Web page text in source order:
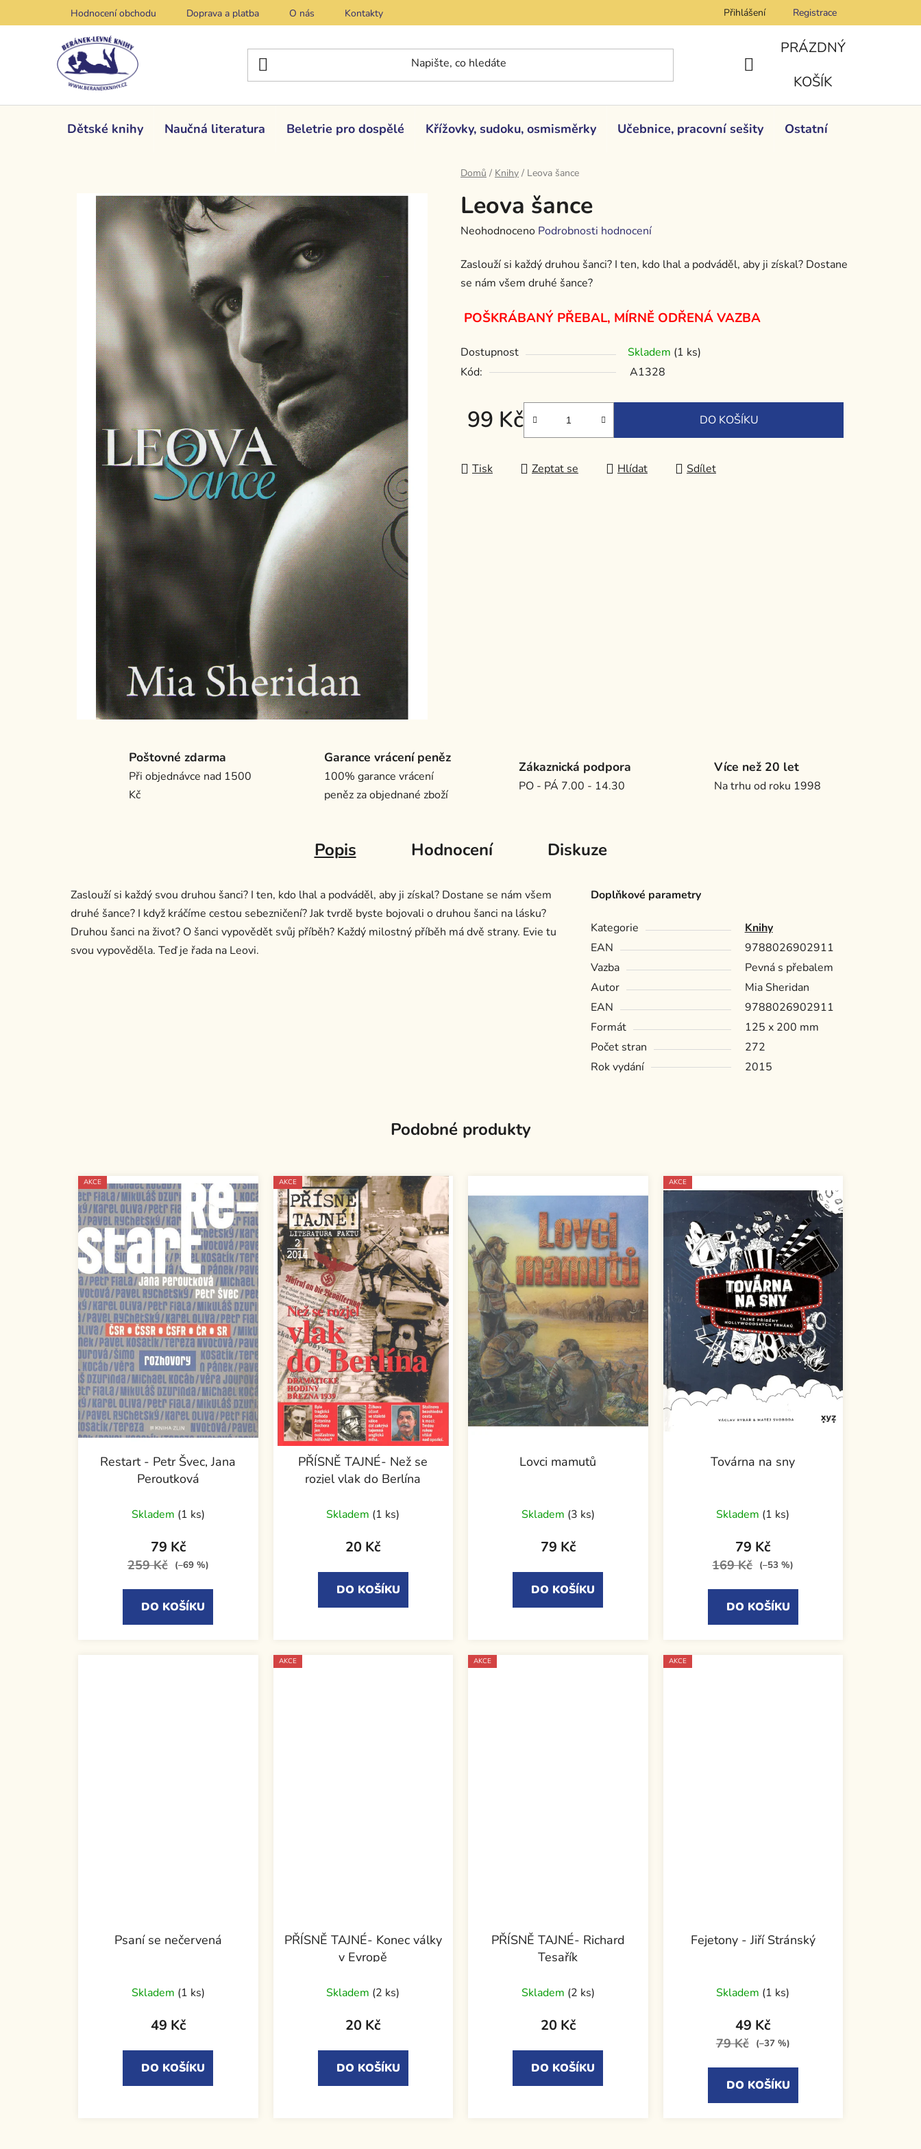
na
Hodnocení obchodu Doprava a platba O nás Kontakty Přihlášení Registrace
NÁKUPNÍ
PRÁZDNÝ
KOŠÍK
Dětské knihy Naučná literatura Beletrie pro dospělé Křížovky, sudoku, osmisměrky Učebnice, pracovní sešity Ostatní
Domů / Knihy / Leova šance
Leova šance
Průměrné
produktu
je
hvězdiček.
Neohodnoceno Podrobnosti hodnocení
Zaslouží si každý druhou šanci? I ten, kdo lhal a podváděl, aby ji získal? Dostane
se nám všem druhé šance?
POŠKRÁBANÝ PŘEBAL, MÍRNĚ ODŘENÁ VAZBA
Dostupnost Skladem (1 ks)
Kód:
A1328
99 Kč
Měrná cena:
DO KOŠÍKU
Tisk Zeptat se Hlídat Sdílet
Poštovné zdarma
Při objednávce nad 1500
Kč
Garance vrácení peněz
100% garance vrácení
peněz za objednané zboží
Zákaznická podpora
PO - PÁ 7.00 - 14.30
Více než 20 let
Na trhu od roku 1998
Popis Hodnocení Diskuze
Zaslouží si každý svou druhou šanci? I ten, kdo lhal a podváděl, aby ji získal? Dostane se nám všem
druhé šance? I když kráčíme cestou sebezničení? Jak tvrdě byste bojovali o druhou šanci na lásku?
Druhou šanci na život? O šanci vypovědět svůj příběh? Každý milostný příběh má dvě strany. Evie tu
svou vypověděla. Teď je řada na Leovi.
Doplňkové parametry
Kategorie
Knihy
EAN
9788026902911
Vazba
Pevná s přebalem
Autor
Mia Sheridan
EAN
9788026902911
Formát
125 x 200 mm
Počet stran
272
Rok vydání
2015
Podobné produkty
AKCE
Restart - Petr Švec, Jana
Peroutková
Skladem (1 ks)
79 Kč
259 Kč (–69 %)
DO KOŠÍKU
AKCE
PŘÍSNĚ TAJNÉ- Než se
rozjel vlak do Berlína
Skladem (1 ks)
20 Kč
DO KOŠÍKU
Lovci mamutů
Skladem (3 ks)
79 Kč
DO KOŠÍKU
AKCE
Továrna na sny
Skladem (1 ks)
79 Kč
169 Kč (–53 %)
DO KOŠÍKU
Psaní se nečervená
Skladem (1 ks)
49 Kč
DO KOŠÍKU
AKCE
PŘÍSNĚ TAJNÉ- Konec války
v Evropě
Skladem (2 ks)
20 Kč
DO KOŠÍKU
AKCE
PŘÍSNĚ TAJNÉ- Richard
Tesařík
Skladem (2 ks)
20 Kč
DO KOŠÍKU
AKCE
Fejetony - Jiří Stránský
Skladem (1 ks)
49 Kč
79 Kč (–37 %)
DO KOŠÍKU